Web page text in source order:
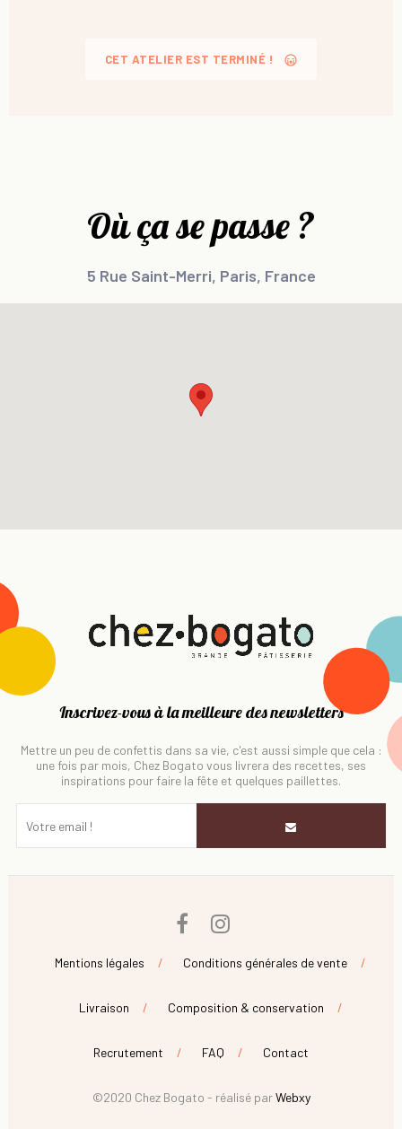
CET ATELIER EST TERMINÉ !
Où ça se passe ?
5 Rue Saint-Merri, Paris, France
Inscrivez-vous à la meilleure des newsletters
Mettre un peu de confettis dans sa vie, c'est aussi simple que cela :
une fois par mois, Chez Bogato vous livrera des recettes, ses
inspirations pour faire la fête et quelques paillettes.
Facebook
Mentions légales Conditions générales de vente
Livraison Composition & conservation
Recrutement FAQ Contact
©2020 Chez Bogato - réalisé parWebxy